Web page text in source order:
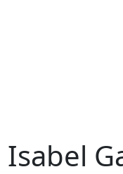
Isabel